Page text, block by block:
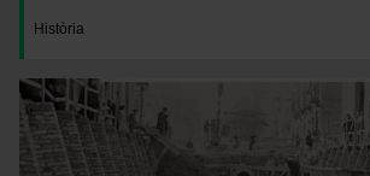
Història
Imatge